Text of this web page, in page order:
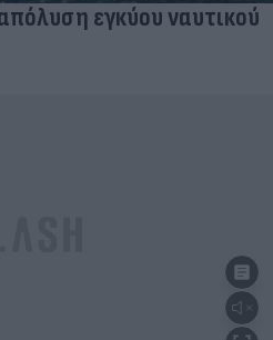
εγκύου ναυτικού